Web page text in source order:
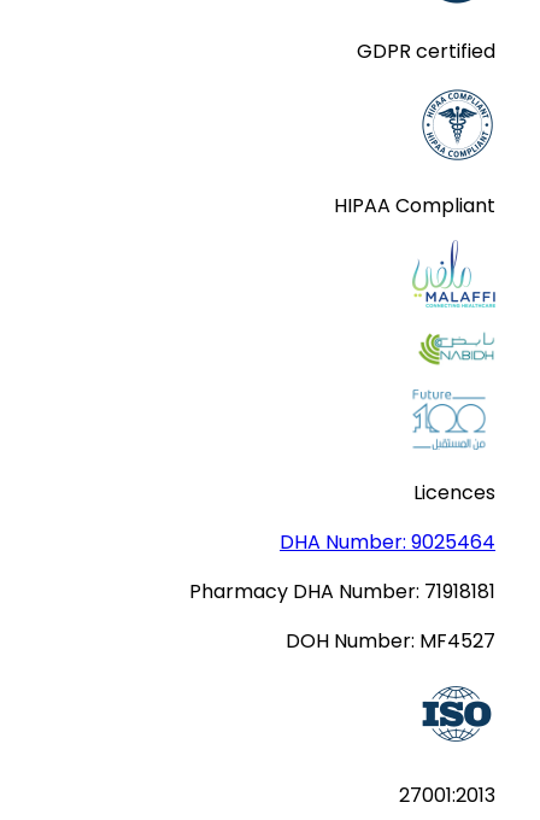
GDPR certified
HIPAA Compliant
Licences
DHA Number: 9025464
Pharmacy DHA Number: 71918181
DOH Number: MF4527
27001:2013